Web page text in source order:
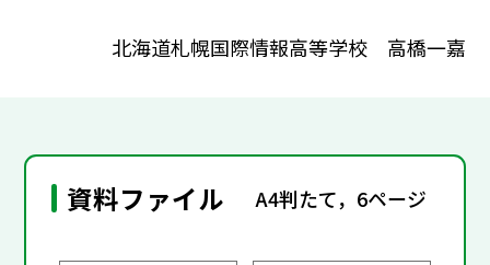
北海道札幌国際情報高等学校 高橋一嘉
資料ファイル A4判たて，6ページ